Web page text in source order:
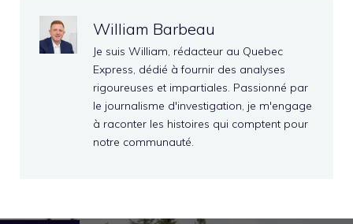
William Barbeau
Je suis William, rédacteur au Quebec
Express, dédié à fournir des analyses
rigoureuses et impartiales. Passionné par
le journalisme d'investigation, je m'engage
à raconter les histoires qui comptent pour
notre communauté.